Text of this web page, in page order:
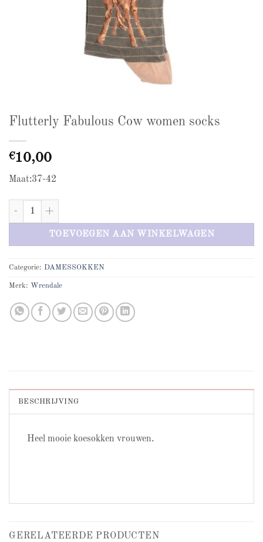
Flutterly Fabulous Cow women socks
€10,00
Maat:37-42
Flutterly Fabulous Cow women socks aantal
TOEVOEGEN AAN WINKELWAGEN
Categorie: DAMESSOKKEN
Merk: Wrendale
BESCHRIJVING
Heel mooie koesokken vrouwen.
GERELATEERDE PRODUCTEN